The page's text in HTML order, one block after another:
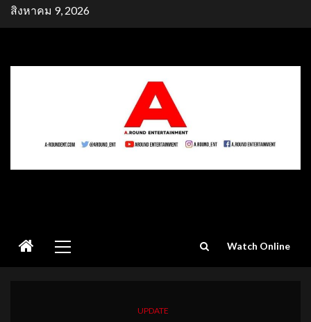
Skipสิงหาคม 9, 2026
Menu
Watch Online
UPDATE